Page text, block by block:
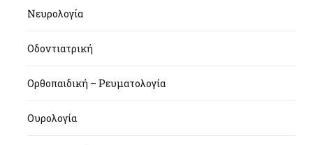
Νευρολογία
Οδοντιατρική
Ορθοπαιδική – Ρευματολογία
Ουρολογία